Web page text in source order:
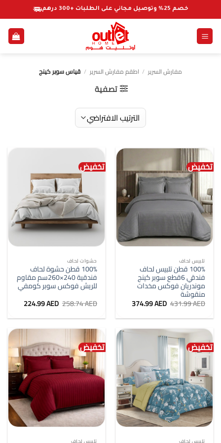
للمحتوى
خصم 25% وتوصيل مجاني على الطلبات +300 درهم
مفارش السرير / اطقم مفارش السرير / قياس سوبر كينج
تصفية
تخفيض
تلبيس لحاف
100% قطن تلبيس لحاف
فندقي 6قطع سوبر كينج
موندريان فوكس مخدات
منقوشة
431.99AED السعر
الأصلي
هو:
431.99 AED.
374.99AED
هو:
374.99 AED.
تخفيض
حشوات لحاف
100% قطن حشوة لحاف
فندقية 240×260سم مقاوم
للريش فوكس سوبر كومفي
258.74AED السعر
الأصلي
هو:
258.74 AED.
224.99AED
هو:
224.99 AED.
تخفيض
تلبيس لحاف
تخفيض
تلبيس لحاف